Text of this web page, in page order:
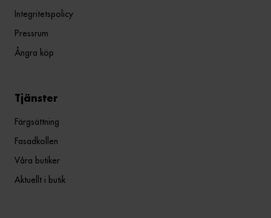
Integritetspolicy
Pressrum
Ångra köp
Tjänster
Färgsättning
Fasadkollen
Våra butiker
Aktuellt i butik